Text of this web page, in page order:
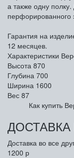
а также одну
перфорированного
Гарантия на
12 месяцев.
Характеристики
Высота 870
Глубина 700
Ширина 1600
Вес 87
Как купить
Доставка во все
1200 р